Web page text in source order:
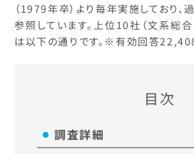
（1979年卒）より毎年実施しており
参照しています。上位10社（文系総
は以下の通りです。※有効回答
目次
調査詳細